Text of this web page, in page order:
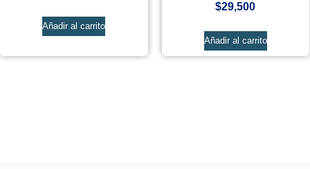
Añadir al carrito
$29,500
Añadir al carrito